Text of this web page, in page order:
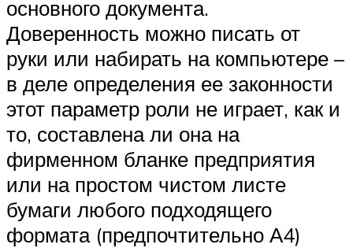
основного документа.
Доверенность можно писать от
руки или набирать на компьютере –
в деле определения ее законности
этот параметр роли не играет, как и
то, составлена ли она на
фирменном бланке предприятия
или на простом чистом листе
бумаги любого подходящего
формата (предпочтительно А4)